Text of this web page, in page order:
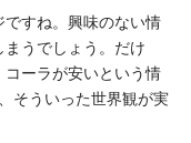
すね。興味のない情
うでしょう。だけ
コーラが安いという情
そういった世界観が実